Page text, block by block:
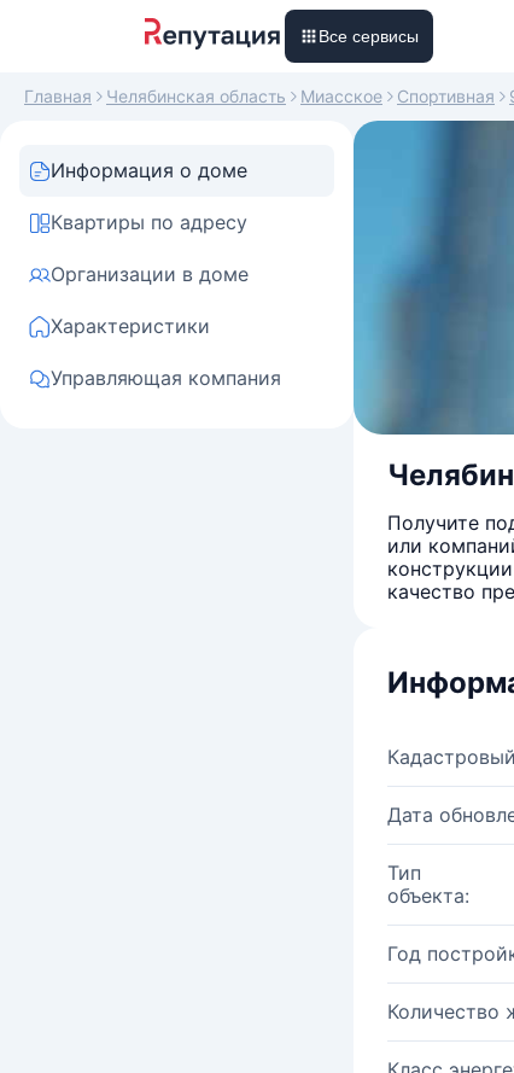
Все сервисы
Главная Челябинская область Миасское Спортивная
Информация о доме
Квартиры по адресу
Организации в доме
Характеристики
Управляющая компания
Получите
или
качество
Дата
Тип
объекта:
Год
Количество